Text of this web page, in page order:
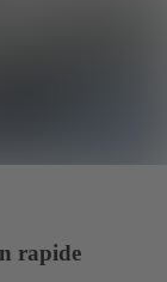
rapide